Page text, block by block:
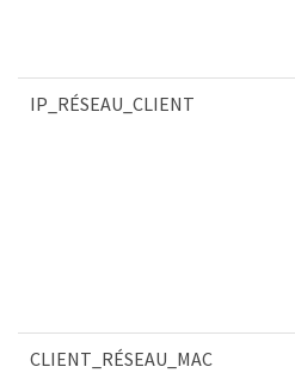
IP_RÉSEAU_CLIENT
CLIENT_RÉSEAU_MAC